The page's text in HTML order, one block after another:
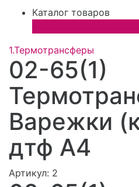
Каталог товаров
1.Термотрансферы
02-65(1)
Варежки
дтф А4
Артикул: 2